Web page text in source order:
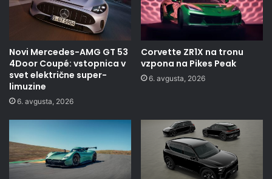
Novi Mercedes-AMG GT 53
4Door Coupé: vstopnica v
svet električne super-
limuzine
6. avgusta, 2026
Corvette ZR1X na tronu
vzpona na Pikes Peak
6. avgusta, 2026